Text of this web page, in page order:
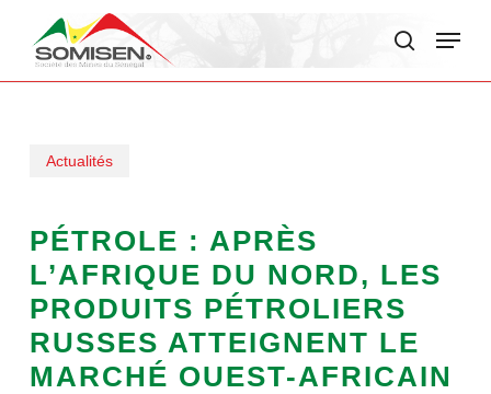
Menu
Actualités
PÉTROLE : APRÈS
L’AFRIQUE DU NORD, LES
PRODUITS PÉTROLIERS
RUSSES ATTEIGNENT LE
MARCHÉ OUEST-AFRICAIN